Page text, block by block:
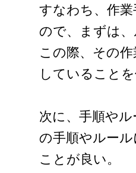
すなわち、作
ので、まずは
この際、その
していること
次に、手順や
の手順やルー
ことが良い。